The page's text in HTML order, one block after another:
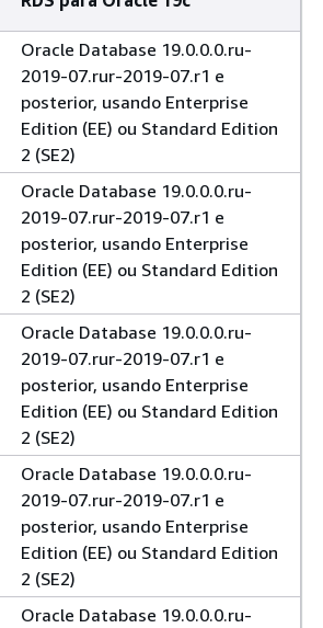
Oracle Database 19.0.0.0.ru-
2019-07.rur-2019-07.r1 e
posterior, usando Enterprise
Edition (EE) ou Standard Edition
2 (SE2)
Oracle Database 19.0.0.0.ru-
2019-07.rur-2019-07.r1 e
posterior, usando Enterprise
Edition (EE) ou Standard Edition
2 (SE2)
Oracle Database 19.0.0.0.ru-
2019-07.rur-2019-07.r1 e
posterior, usando Enterprise
Edition (EE) ou Standard Edition
2 (SE2)
Oracle Database 19.0.0.0.ru-
2019-07.rur-2019-07.r1 e
posterior, usando Enterprise
Edition (EE) ou Standard Edition
2 (SE2)
Oracle Database 19.0.0.0.ru-